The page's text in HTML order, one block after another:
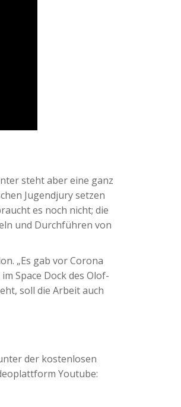
steht aber eine ganz
Jugendjury setzen
es noch nicht; die
und Durchführen von
„Es gab vor Corona
Space Dock des Olof-
soll die Arbeit auch
der kostenlosen
Youtube: